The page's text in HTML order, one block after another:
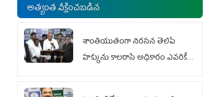
అత్యంత వీక్షించబడిన
శాంతియుతంగా నిరసన తెలిపే
హక్కును కాలరాసే అధికారం ఎవరికీ
లేదు